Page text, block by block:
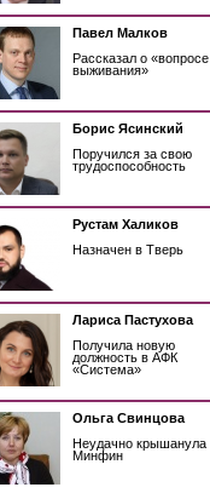
Павел Малков
Рассказал о «вопросе
выживания»
Борис Ясинский
Поручился за свою
трудоспособность
Рустам Халиков
Назначен в Тверь
Лариса Пастухова
Получила новую
должность в АФК
«Система»
Ольга Свинцова
Неудачно крышанула
Минфин